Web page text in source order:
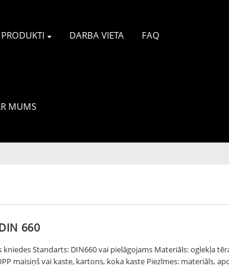
PRODUKTI DARBA VIETA FAQ
MUMS
660
kniedes Standarts: DIN660 vai pielāgojams Materiāls: oglekļa
maisiņš vai kaste, kartons, koka kaste Piezīmes: materiāls,